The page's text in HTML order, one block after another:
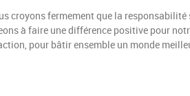
croyons fermement que la
à faire une différence positive pour
pour bâtir ensemble un monde